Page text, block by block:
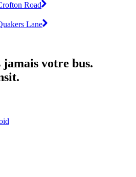
Road
Lane
jamais votre bus.